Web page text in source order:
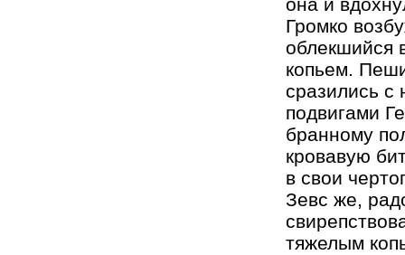
она и
Громко
облекшийся
копьем.
сразились с
подвигами
бранному
кровавую
в свои
Зевс же,
тяжелым